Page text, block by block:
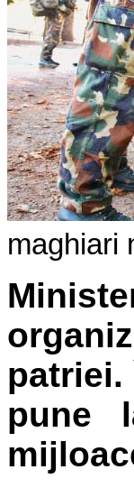
maghiari
pune